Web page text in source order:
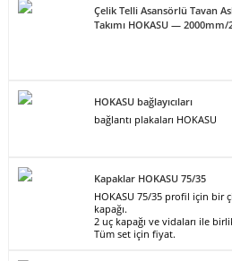
Çelik Telli Asansörlü Tavan
Takımı HOKASU — 2000mm/
HOKASU bağlayıcıları
bağlantı plakaları HOKASU
Kapaklar HOKASU 75/35
HOKASU 75/35 profil için bir
kapağı.
2 uç kapağı ve vidaları ile
Tüm set için fiyat.